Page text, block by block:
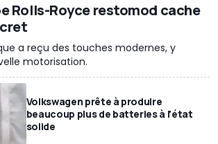
Rolls-Royce restomod cache
a reçu des touches modernes, y
motorisation.
Volkswagen prête à produire
beaucoup plus de batteries à l'état
solide